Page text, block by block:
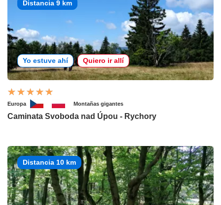
Distancia 9 km
Yo estuve ahí Quiero ir allí
Europa Montañas gigantes
Caminata Svoboda nad Úpou - Rychory
Distancia 10 km